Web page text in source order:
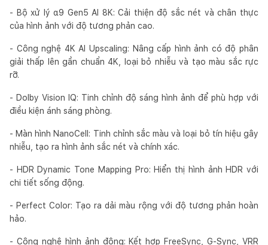
- Bộ xử lý α9 Gen5 AI 8K: Cải thiện độ sắc nét và chân thực
của hình ảnh với độ tương phản cao.
- Công nghệ 4K AI Upscaling: Nâng cấp hình ảnh có độ phân
giải thấp lên gần chuẩn 4K, loại bỏ nhiễu và tạo màu sắc rực
rỡ.
- Dolby Vision IQ: Tinh chỉnh độ sáng hình ảnh để phù hợp với
điều kiện ánh sáng phòng.
- Màn hình NanoCell: Tinh chỉnh sắc màu và loại bỏ tín hiệu gây
nhiễu, tạo ra hình ảnh sắc nét và chính xác.
- HDR Dynamic Tone Mapping Pro: Hiển thị hình ảnh HDR với
chi tiết sống động.
- Perfect Color: Tạo ra dải màu rộng với độ tương phản hoàn
hảo.
- Công nghệ hình ảnh động: Kết hợp FreeSync, G-Sync, VRR